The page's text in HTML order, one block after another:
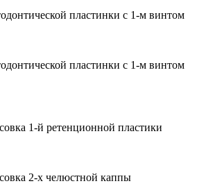
пластинки с 1-м винтом
пластинки с 1-м винтом
1-й ретенционной пластики
2-х челюстной каппы